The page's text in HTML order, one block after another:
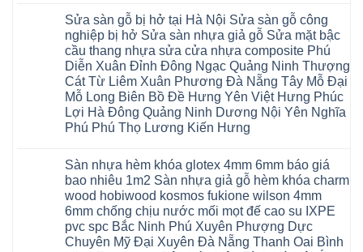
Ninh
hưng
yên
Lâm
Thao
Tam
Nông
hải
phòng
Thanh
Thủy
Bắc
Ninh
Gia
Lâm
Nam
Hà
Nội
Hưng
Yên
Đông
Anh
Nam
Định
Sóc
Sơn
Ninh
Bình
Thái
Bình
Vĩnh
thanh
ứng
hòa
long
biên
sài
gòn
đông
anh
sóc
sơn
đà
nẵng
thanh
xuân
cầu
giấy
hoành
bồ
Nội
Sửa
sàn
nhựa
giả
gỗ
Sửa
mặt
bậc
cầu
thang
nhựa
nhựa
composite
Phúc
Thọ
Phúc
Lộc
Hát
Môn
Sài
bình
luận
ở
Sửa
chữa
sàn
gỗ
tại
Hà
Nội
Sửa
nghiệp
tại
Nội
Sửa
nhựa
giả
Sửa sàn gỗ bị hở tại Hà Nội Sửa sàn gỗ công
nghiệp bị hở Sửa sàn nhựa giả gỗ Sửa mặt bậc
cầu thang nhựa sửa cửa nhựa composite Phú
Diễn Xuân Đỉnh Đông Ngạc Quảng Ninh Thượng
Cát Từ Liêm Xuân Phương Đà Nẵng Tây Mỗ Đại
Mỗ Long Biên Bồ Đề Hưng Yên Việt Hưng Phúc
Lợi Hà Đông Quảng Ninh Dương Nội Yên Nghĩa
Phú Phú Thọ Lương Kiến Hưng
bình
luận
ở
Sửa
sàn
gỗ
bị
hở
tại
Sàn nhựa hèm khóa glotex 4mm 6mm báo giá
bao nhiêu 1m2 Sàn nhựa giả gỗ hèm khóa charm
wood hobiwood kosmos fukione wilson 4mm
6mm chống chịu nước mối mọt đế cao su IXPE
pvc spc Bắc Ninh Phú Xuyên Phượng Dực
Chuyên Mỹ Đại Xuyên Đà Nẵng Thanh Oai Bình